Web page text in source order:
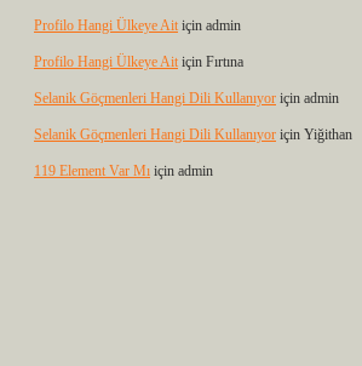
Profilo Hangi Ülkeye Ait için admin
Profilo Hangi Ülkeye Ait için Fırtına
Selanik Göçmenleri Hangi Dili Kullanıyor için admin
Selanik Göçmenleri Hangi Dili Kullanıyor için Yiğithan
119 Element Var Mı için admin